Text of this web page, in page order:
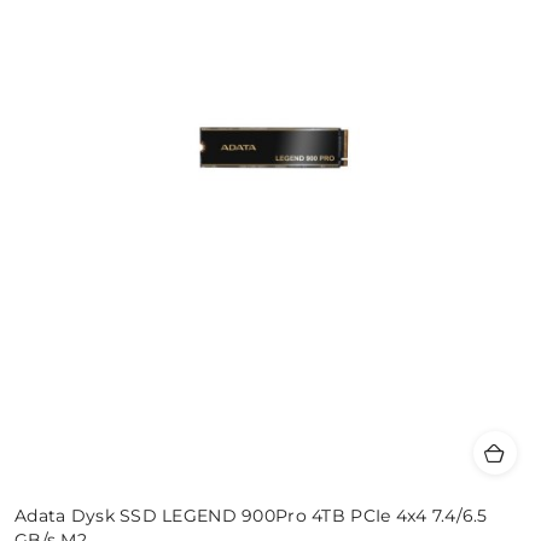
Adata Dysk SSD LEGEND 900Pro 4TB PCIe 4x4 7.4/6.5